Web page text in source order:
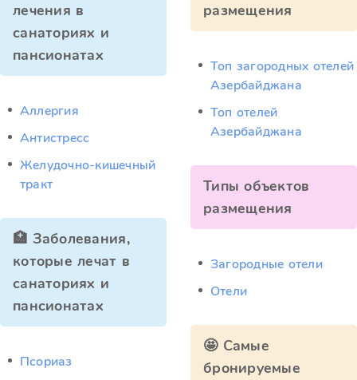
лечения в
санаториях и
пансионатах
Аллергия
Антистресс
Желудочно-кишечный
тракт
🏥 Заболевания,
которые лечат в
санаториях и
пансионатах
Псориаз
размещения
Топ загородных отелей
Азербайджана
Топ отелей
Азербайджана
Типы объектов
размещения
Загородные отели
Отели
🤩 Самые
бронируемые